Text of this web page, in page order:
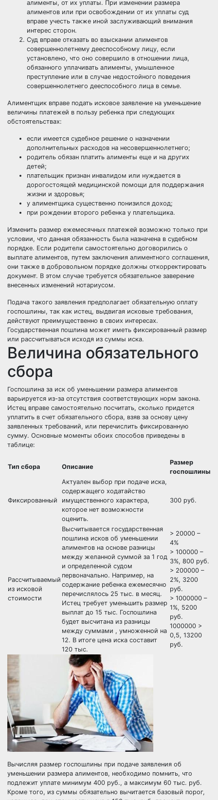
алименты, от их уплаты. При изменении размера
алиментов или при освобождении от их уплаты суд
вправе учесть также иной заслуживающий внимания
интерес сторон.
Суд вправе отказать во взыскании алиментов
совершеннолетнему дееспособному лицу, если
установлено, что оно совершило в отношении лица,
обязанного уплачивать алименты, умышленное
преступление или в случае недостойного поведения
совершеннолетнего дееспособного лица в семье.
Алиментщик вправе подать исковое заявление на уменьшение
величины платежей в пользу ребенка при следующих
обстоятельствах:
если имеется судебное решение о назначении
дополнительных расходов на несовершеннолетнего;
родитель обязан платить алименты еще и на других
детей;
плательщик признан инвалидом или нуждается в
дорогостоящей медицинской помощи для поддержания
жизни и здоровья;
у алиментщика существенно понизился доход;
при рождении второго ребенка у плательщика.
Изменить размер ежемесячных платежей возможно только при
условии, что данная обязанность была назначена в судебном
порядке. Если родители самостоятельно договорились о
выплате алиментов, путем заключения алиментного соглашения,
они также в добровольном порядке должны откорректировать
документ. В этом случае требуется обязательное заверение
внесенных изменений нотариусом.
Подача такого заявления предполагает обязательную оплату
госпошлины, так как истец, выдвигая исковые требования,
действуют преимущественно в своих интересах.
Государственная пошлина может иметь фиксированный размер
или рассчитываться исходя из суммы иска.
Величина обязательного
сбора
Госпошлина за иск об уменьшении размера алиментов
варьируется из-за отсутствия соответствующих норм закона.
Истец вправе самостоятельно посчитать, сколько придется
уплатить в счет обязательного сбора, взяв за основу цену
заявленных требований, или перечислить фиксированную
сумму. Основные моменты обоих способов приведены в
таблице:
Тип сбора Описание
Размер
госпошлины
Фиксированный
Актуален выбор при подаче иска,
содержащего ходатайство
имущественного характера,
которое нет возможности
оценить.
300 руб.
Рассчитываемый
из исковой
стоимости
Высчитывается государственная
пошлина исков об уменьшении
алиментов на основе разницы
между желанной суммой за 1 год
и определенной судом
первоначально. Например, на
содержание ребенка ежемесячно
перечислялось 25 тыс. в месяц.
Истец требует уменьшить размер
выплат до 15 тыс. Госпошлина
будет высчитана из разницы
между суммами , умноженной на
12. В итоге цена иска составит
120 тыс.
> 20000 –
4%
> 100000 –
3%, 800 руб.
> 200000 –
2%, 3200
руб.
> 1000000 –
1%, 5200
руб.
1000000 >
0,5, 13200
руб.
Вычисляя размер госпошлины при подаче заявления об
уменьшении размера алиментов, необходимо помнить, что
подлежит уплате минимум 400 руб., а максимум 60 тыс. руб.
Кроме того, из суммы обязательно вычитается базовый порог,